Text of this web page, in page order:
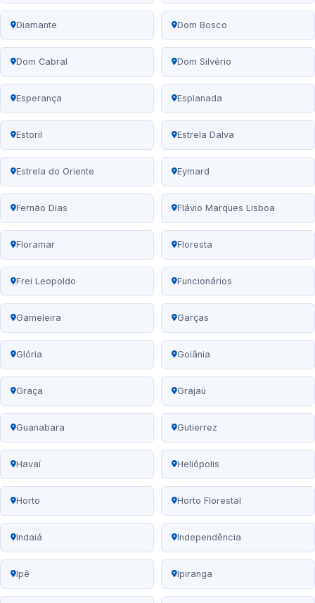
Diamante Dom Bosco
Dom Cabral Dom Silvério
Esperança Esplanada
Estoril Estrela Dalva
Estrela do Oriente Eymard
Fernão Dias Flávio Marques Lisboa
Floramar Floresta
Frei Leopoldo Funcionários
Gameleira Garças
Glória Goiânia
Graça Grajaú
Guanabara Gutierrez
Havaí Heliópolis
Horto Horto Florestal
Indaiá Independência
Ipê Ipiranga